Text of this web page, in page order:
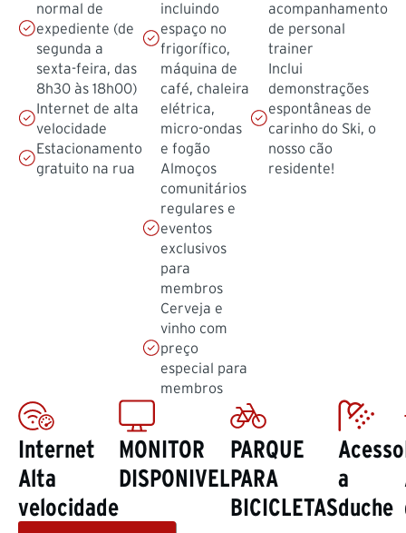
normal de
expediente (de
segunda a
sexta-feira, das
8h30 às 18h00)
Internet de alta
velocidade
Estacionamento
gratuito na rua
incluindo
espaço no
frigorífico,
máquina de
café, chaleira
elétrica,
micro-ondas
e fogão
Almoços
comunitários
regulares e
eventos
exclusivos
para
membros
Cerveja e
vinho com
preço
especial para
membros
acompanhamento
de personal
trainer
Inclui
demonstrações
espontâneas de
carinho do Ski, o
nosso cão
residente!
Internet
Alta
velocidade
MONITOR
DISPONIVEL
PARQUE
PARA
BICICLETAS
Acesso
a
duche